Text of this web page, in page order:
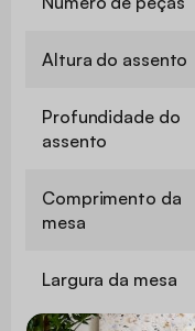
Altura do assento
Profundidade do
assento
Comprimento da
mesa
Largura da mesa